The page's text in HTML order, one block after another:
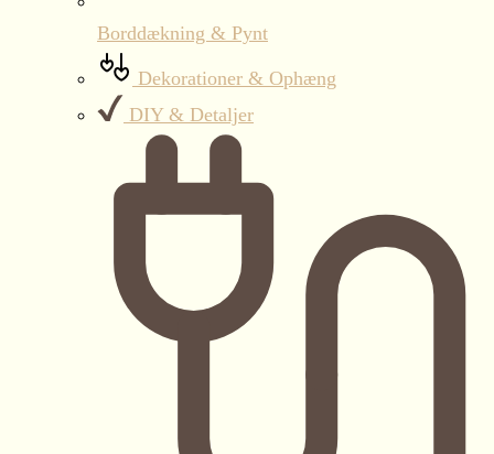
Borddækning & Pynt
Dekorationer & Ophæng
DIY & Detaljer